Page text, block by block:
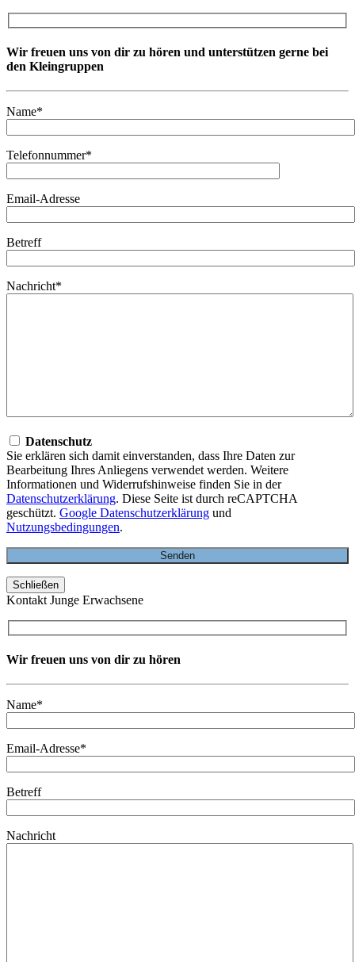
Wir freuen uns von dir zu hören und unterstützen gerne bei
den Kleingruppen
Name*
Telefonnummer*
Email-Adresse
Betreff
Nachricht*
Datenschutz
Sie erklären sich damit einverstanden, dass Ihre Daten zur
Bearbeitung Ihres Anliegens verwendet werden. Weitere
Informationen und Widerrufshinweise finden Sie in der
Datenschutzerklärung. Diese Seite ist durch reCAPTCHA
geschützt. Google Datenschutzerklärung und
Nutzungsbedingungen.
Schließen
Kontakt Junge Erwachsene
Wir freuen uns von dir zu hören
Name*
Email-Adresse*
Betreff
Nachricht